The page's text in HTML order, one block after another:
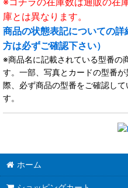
庫とは異なります。
商品の状態表記についての
方は必ずご確認下さい）
※商品名に記載されている型番の
す。一部、写真とカードの型番
際、必ず商品の型番をご確認し
す。
ホーム